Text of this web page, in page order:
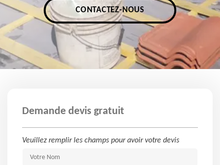
CONTACTEZ-NOUS
Demande devis gratuit
Veuillez remplir les champs pour avoir votre devis